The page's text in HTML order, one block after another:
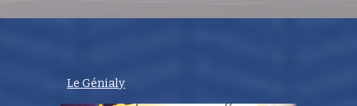
Le Génialy